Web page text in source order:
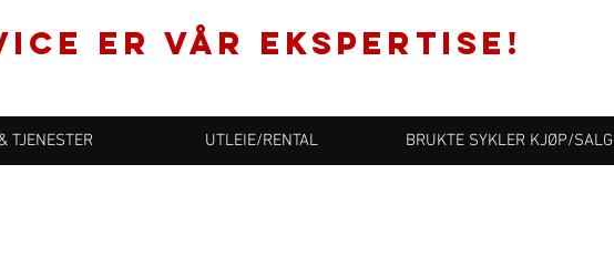
er vår ekspertise!
TJENESTER UTLEIE/RENTAL BRUKTE SYKLER KJØP/SALG